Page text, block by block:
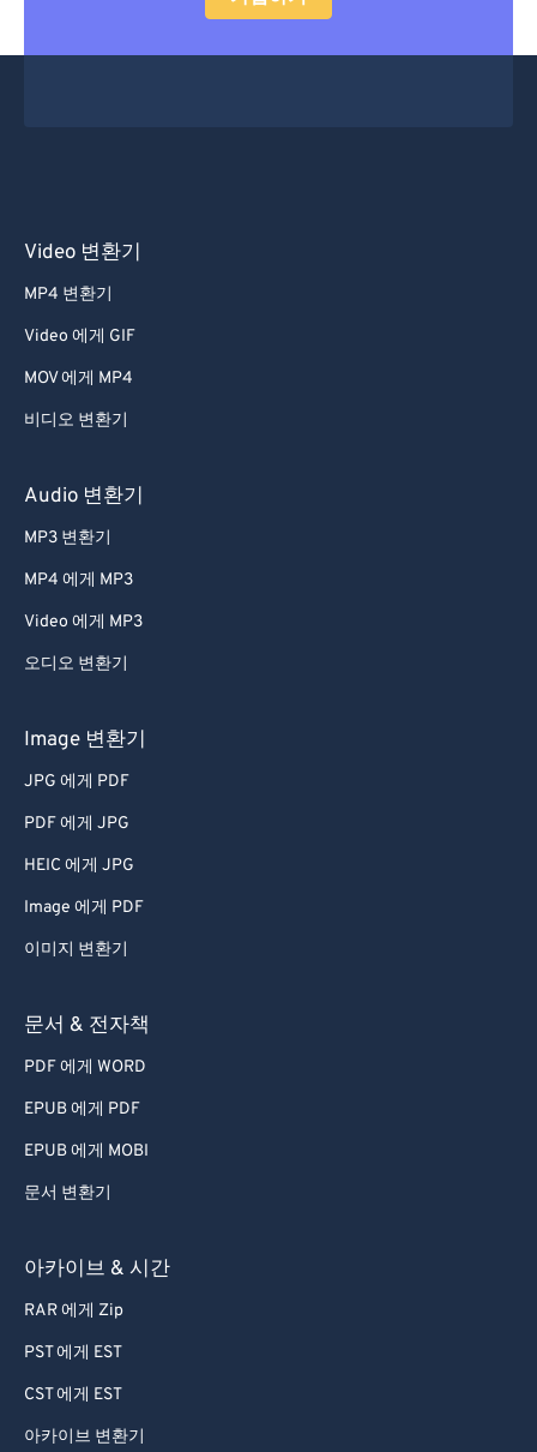
Video 변환기
MP4 변환기
Video 에게 GIF
MOV 에게 MP4
비디오 변환기
Audio 변환기
MP3 변환기
MP4 에게 MP3
Video 에게 MP3
오디오 변환기
Image 변환기
JPG 에게 PDF
PDF 에게 JPG
HEIC 에게 JPG
Image 에게 PDF
이미지 변환기
문서 & 전자책
PDF 에게 WORD
EPUB 에게 PDF
EPUB 에게 MOBI
문서 변환기
아카이브 & 시간
RAR 에게 Zip
PST 에게 EST
CST 에게 EST
아카이브 변환기